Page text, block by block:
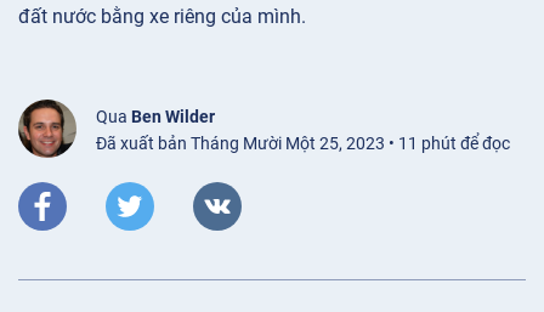
đất nước bằng xe riêng của mình.
Qua Ben Wilder
Đã xuất bản Tháng Mười Một 25, 2023 • 11 phút để đọc